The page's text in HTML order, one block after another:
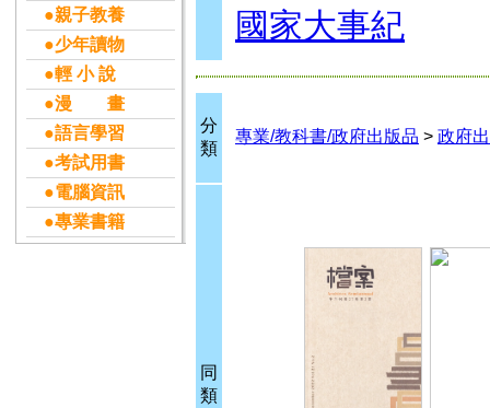
●親子教養
●少年讀物
●輕 小 說
●漫 畫
●語言學習
●考試用書
●電腦資訊
●專業書籍
國家大事紀
分
類
專業/教科書/政府出版品 > 政府
同
類